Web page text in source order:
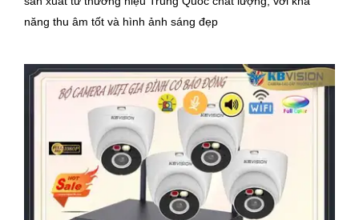
năng thu âm tốt và hình ảnh sáng đẹp